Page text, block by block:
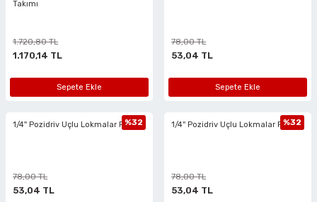
Takımı
1.720,80 TL
1.170,14 TL
Sepete Ekle
78,00 TL
53,04 TL
Sepete Ekle
1/4'' Pozidriv Uçlu Lokmalar PZ2%32
78,00 TL
53,04 TL
1/4'' Pozidriv Uçlu Lokmalar PZ1%32
78,00 TL
53,04 TL